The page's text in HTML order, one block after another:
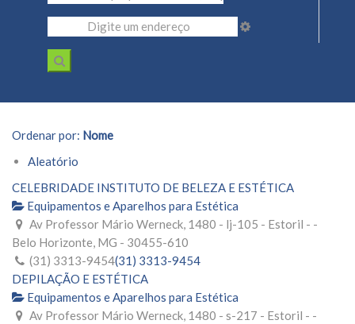
Ordenar por: Nome
Aleatório
CELEBRIDADE INSTITUTO DE BELEZA E ESTÉTICA
Equipamentos e Aparelhos para Estética
Av Professor Mário Werneck, 1480 - lj-105 - Estoril - -
Belo Horizonte, MG - 30455-610
(31) 3313-9454(31) 3313-9454
DEPILAÇÃO E ESTÉTICA
Equipamentos e Aparelhos para Estética
Av Professor Mário Werneck, 1480 - s-217 - Estoril - -